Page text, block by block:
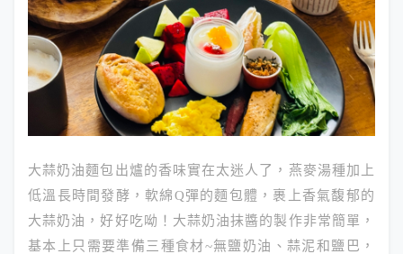
大蒜奶油麵包出爐的香味實在太迷人了，燕麥湯種加上
低溫長時間發酵，軟綿Q彈的麵包體，裹上香氣馥郁的
大蒜奶油，好好吃呦！大蒜奶油抹醬的製作非常簡單，
基本上只需要準備三種食材~無鹽奶油、蒜泥和鹽巴，